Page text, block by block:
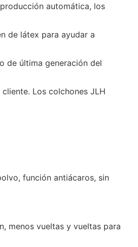
automática, los
de látex para ayudar a
de última generación del
Los colchones JLH
función antiácaros, sin
menos vueltas y vueltas para